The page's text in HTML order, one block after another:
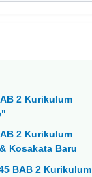
2 Kurikulum
2 Kurikulum
Kosakata Baru
BAB 2 Kurikulum